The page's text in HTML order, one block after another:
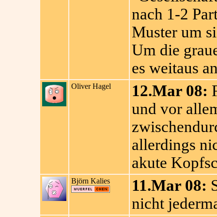
nach 1-2
Muster um
Um die
es weitaus
Oliver Hagel 12.Mar 08:
und vor
allerdings
akute
Björn Kalies 11.Mar 08:
nicht